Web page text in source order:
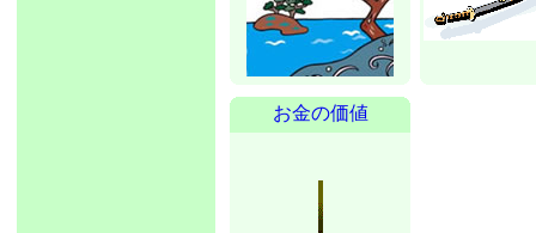
お金の価値